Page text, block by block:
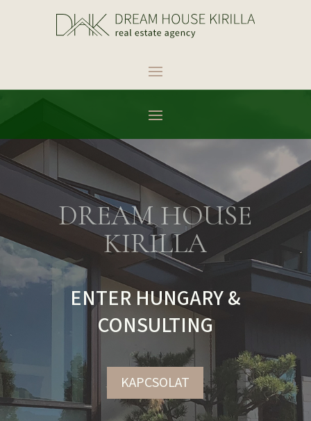
DREAM HOUSE
KIRILLA
ENTER HUNGARY &
CONSULTING
KAPCSOLAT